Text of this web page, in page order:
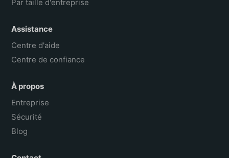
Par taille d'entreprise
Assistance
Centre d'aide
Centre de confiance
À propos
Entreprise
Sécurité
Blog